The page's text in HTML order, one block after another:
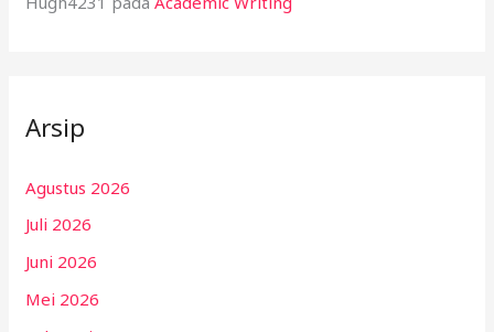
Arsip
Agustus 2026
Juli 2026
Juni 2026
Mei 2026